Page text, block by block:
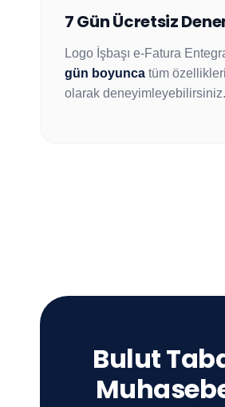
7 Gün Ücretsiz
Logo İşbaşı e-Fatura
gün boyuncatüm
olarak deneyimleyebilirsiniz.
Bulut